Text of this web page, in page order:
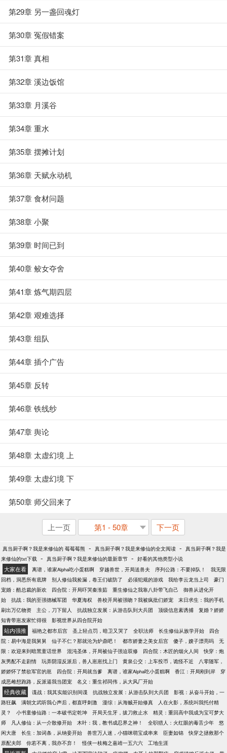
第29章 另一盏回魂灯
第30章 冤假错案
第31章 真相
第32章 溪边饭馆
第33章 月溪谷
第34章 重水
第35章 摆摊计划
第36章 天赋永动机
第37章 食材问题
第38章 小聚
第39章 时间已到
第40章 鲛女夺舍
第41章 炼气期四层
第42章 艰难选择
第43章 组队
第44章 插个广告
第45章 反转
第46章 铁线纱
第47章 舆论
第48章 太虚幻境 上
第49章 太虚幻境 下
第50章 师父回来了
上一页 第1 - 50章 下一页
真当厨子啊？我是来修仙的 莓莓莓熊 - 真当厨子啊？我是来修仙的全文阅读 - 真当厨子啊？我是
来修仙的txt下载 - 真当厨子啊？我是来修仙的最新章节 - 好看的其他类型小说
大家在看 离谱，谁家Alpha吃小蛋糕啊 穿越兽世，开局送兽夫 序列公路：不要掉队！
我无限
回档，洞悉所有底牌
别人修仙我捡漏，卷王们破防了 必须犯规的游戏 我给李云龙当上司
豪门
宠婚：酷总裁的新欢
四合院：开局吓哭秦淮茹 重生修仙之我靠八卦带飞自己
御兽从进化开
始
抗战：我的至强德械军团 华夏海权 兽校开局被强吻？我被疯批们娇宠
末日求生：我的手机
刷出万亿物资
主公，刀下留人 抗战独立发展：从游击队到大兵团 顶级信息素诱捕
复婚？娇娇
知青带崽发家忙得很
影视世界从四合院开始
站内强推 福艳之都市后宫 圣上轻点罚，暗卫又哭了 全职法师 长生修仙从族学开始
四合
院：易中海是我舅舅
仙子不仁？那就沦为炉鼎吧！ 都市娇妻之美女后宫 傻子，嫂子漂亮吗
无
限：欢迎来到暗黑童话世界
混沌圣体，开局被仙子强迫双修 四合院：木匠的烟火人间
快穿：炮
灰男配不走剧情
玩弄阴湿反派后，兽人崽崽找上门 黄泉公交：上车投币，诡怪不近
八零随军，
娇娇怀了禁欲军官的崽
四合院：开局就当爹 离谱，谁家Alpha吃小蛋糕啊 香江：开局刚到岸
穿
成恶雌想跑路，反派逼我当团宠
名义：重生祁同伟，从大风厂开始
经典收藏 谍战：我其实能识别间谍 抗战独立发展：从游击队到大兵团
影视：从奋斗开始，一
路狂飙
满朝文武听我心声后，都直呼刺激 漫综：从海贼开始修真
人在火影，系统叫我托付精
灵？
小书童修仙路：一本破书定乾坤 开局天生牙，拔刀救止水
精灵：重回高中我成为宝可梦大
师
凡人修仙：从一介散修开始 木叶：我，教书成忍界之神！ 全职猎人：火红眼的毒舌少年
悠
闲大唐
长生：加词条，从纳妾开始 兽世万人迷，小猫咪萌宝成串来 臣妻如锦
快穿之拯救那个
原配夫郎
你若不离，我亦不弃！ 怪侠一枝梅之嘉靖一五六六 工地生涯